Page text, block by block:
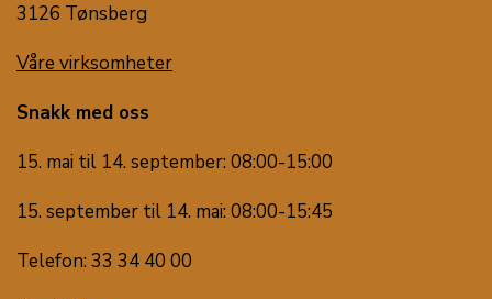
3126 Tønsberg
Våre virksomheter
Snakk med oss
15. mai til 14. september: 08:00-15:00
15. september til 14. mai: 08:00-15:45
Telefon: 33 34 40 00